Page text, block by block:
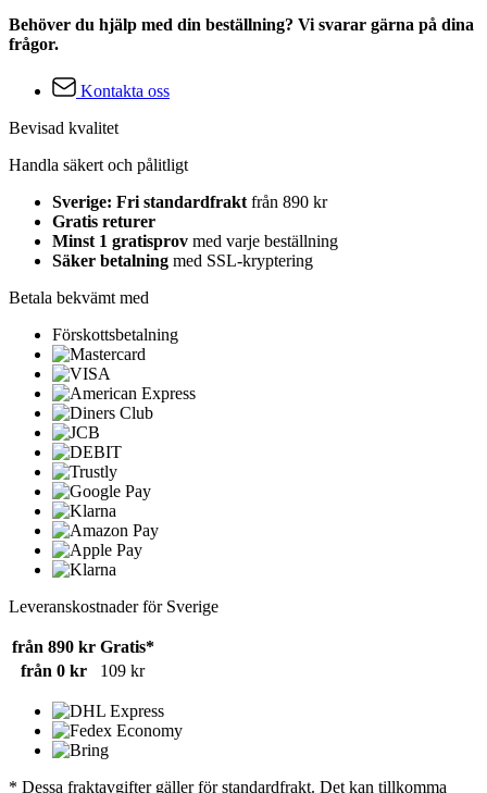
Behöver du hjälp med din beställning? Vi svarar gärna på dina
frågor.
Kontakta oss
Bevisad kvalitet
Handla säkert och pålitligt
Sverige: Fri standardfrakt från 890 kr
Gratis returer
Minst 1 gratisprov med varje beställning
Säker betalning med SSL-kryptering
Betala bekvämt med
Förskottsbetalning
Leveranskostnader för Sverige
från 890 kr Gratis*
från 0 kr
109 kr
* Dessa fraktavgifter gäller för standardfrakt. Det kan tillkomma